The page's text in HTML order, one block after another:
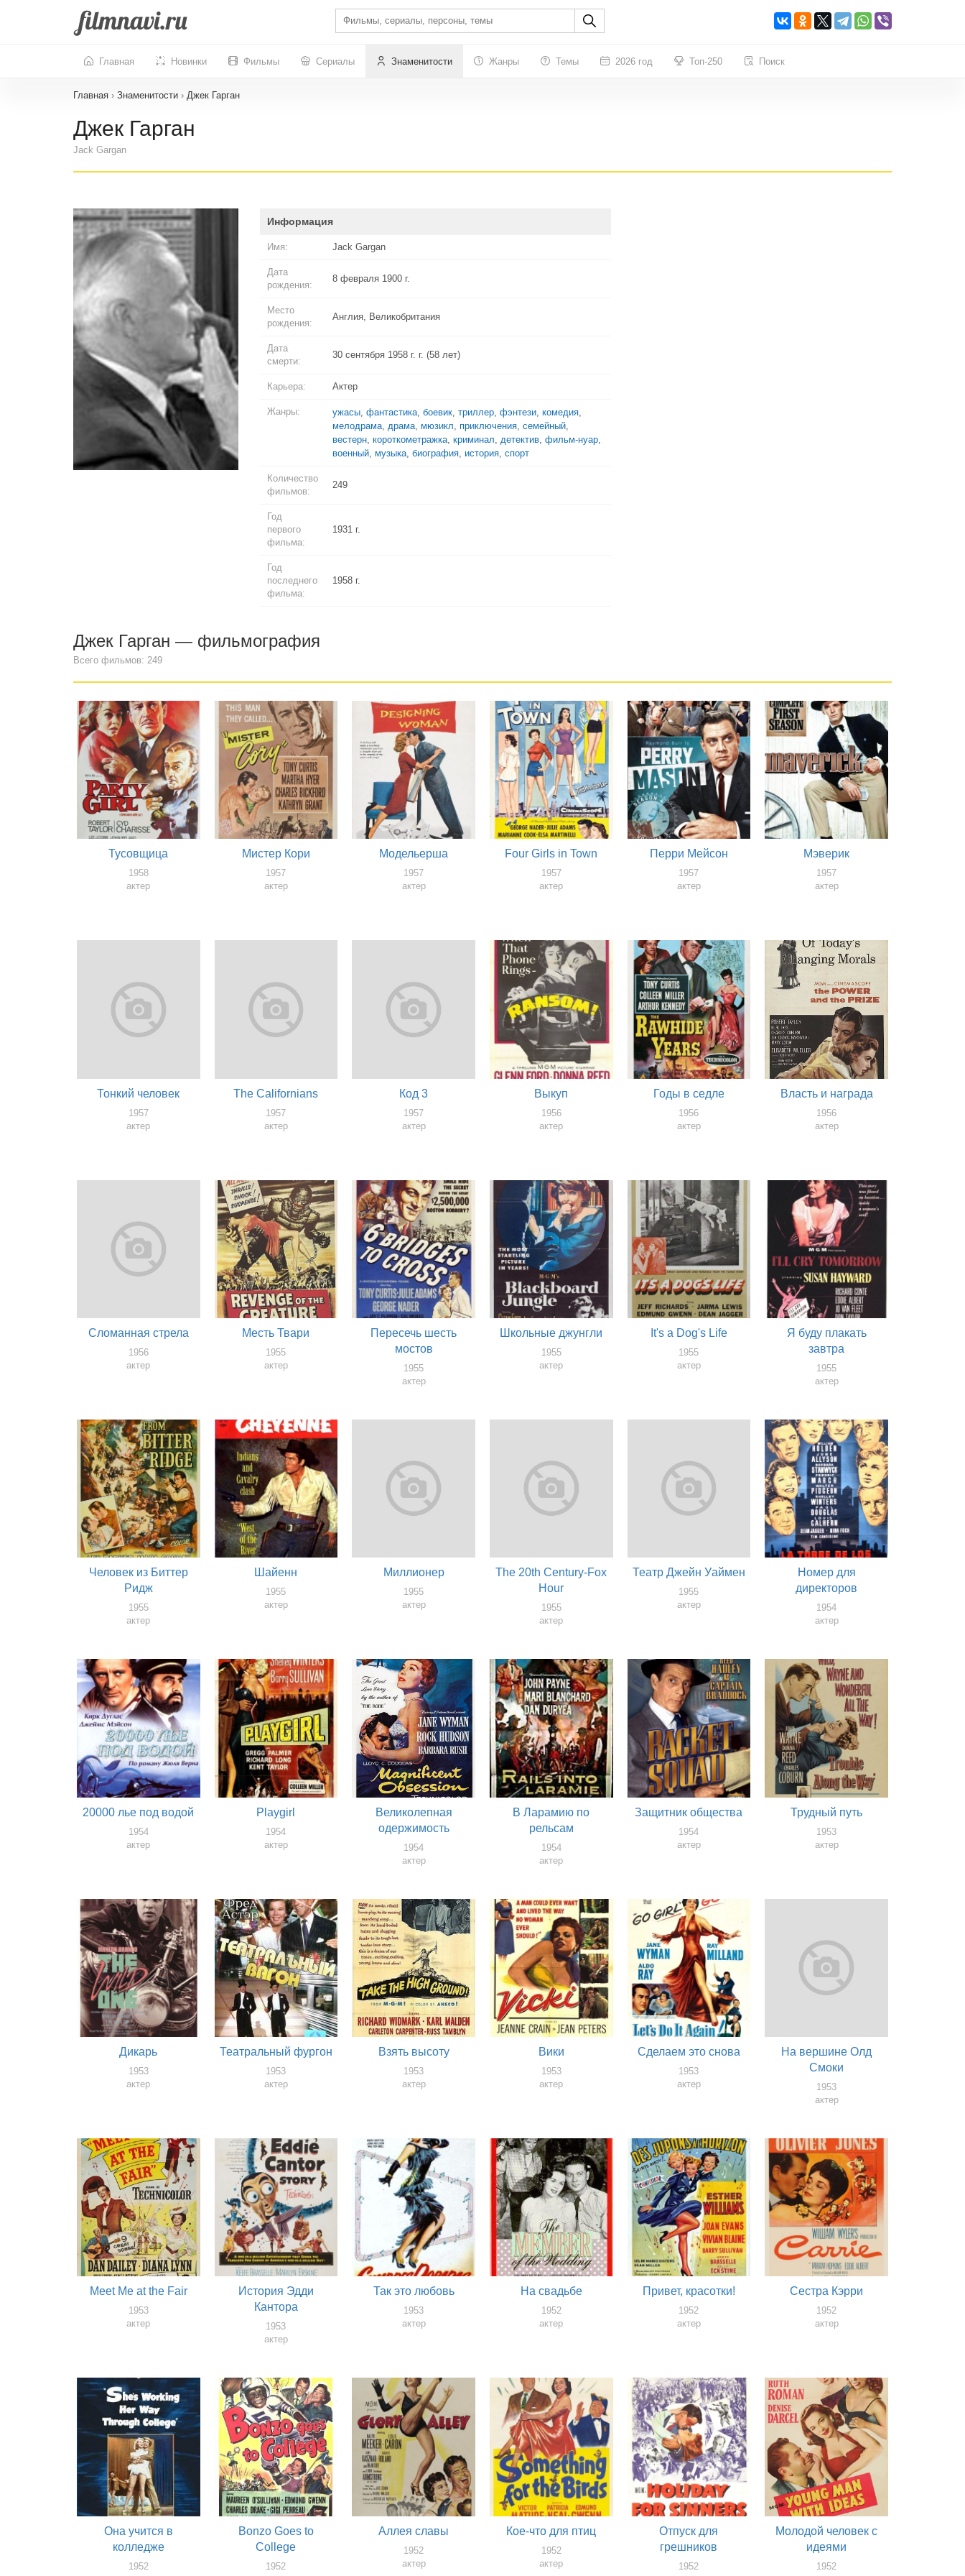
Главная Новинки Фильмы Сериалы Знаменитости Жанры Темы 2026 год Топ-250 Поиск
Главная › Знаменитости › Джек Гарган
Джек Гарган
Jack Gargan
Информация
Имя: Jack Gargan
Дата
рождения:
8 февраля 1900 г.
Место
рождения:
Англия, Великобритания
Дата
смерти:
30 сентября 1958 г. г. (58 лет)
Карьера: Актер
Жанры: ужасы, фантастика, боевик, триллер, фэнтези, комедия,
мелодрама, драма, мюзикл, приключения, семейный,
вестерн, короткометражка, криминал, детектив, фильм-нуар,
военный, музыка, биография, история, спорт
Количество
фильмов:
249
Год
первого
фильма:
1931 г.
Год
последнего
фильма:
1958 г.
Джек Гарган — фильмография
Всего фильмов: 249
Тусовщица
1958
актер
Мистер Кори
1957
актер
Модельерша
1957
актер
Four Girls in Town
1957
актер
Перри Мейсон
1957
актер
Мэверик
1957
актер
Тонкий человек
1957
актер
The Californians
1957
актер
Код 3
1957
актер
Выкуп
1956
актер
Годы в седле
1956
актер
Власть и награда
1956
актер
Сломанная стрела
1956
актер
Месть Твари
1955
актер
Пересечь шесть
мостов
1955
актер
Школьные джунгли
1955
актер
It's a Dog's Life
1955
актер
Я буду плакать
завтра
1955
актер
Человек из Биттер
Ридж
1955
актер
Шайенн
1955
актер
Миллионер
1955
актер
The 20th Century-Fox
Hour
1955
актер
Театр Джейн Уаймен
1955
актер
Номер для
директоров
1954
актер
20000 лье под водой
1954
актер
Playgirl
1954
актер
Великолепная
одержимость
1954
актер
В Ларамию по
рельсам
1954
актер
Защитник общества
1954
актер
Трудный путь
1953
актер
Дикарь
1953
актер
Театральный фургон
1953
актер
Взять высоту
1953
актер
Вики
1953
актер
Сделаем это снова
1953
актер
На вершине Олд
Смоки
1953
актер
Meet Me at the Fair
1953
актер
История Эдди
Кантора
1953
актер
Так это любовь
1953
актер
На свадьбе
1952
актер
Привет, красотки!
1952
актер
Сестра Кэрри
1952
актер
Она учится в
колледже
1952
Bonzo Goes to
College
1952
Аллея славы
1952
актер
Кое-что для птиц
1952
актер
Отпуск для
грешников
1952
Молодой человек с
идеями
1952